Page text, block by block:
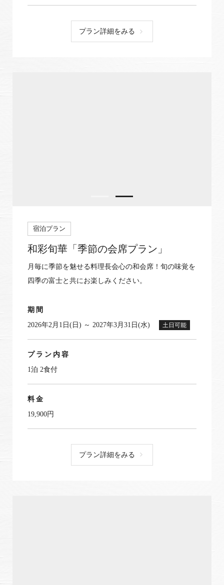
プラン詳細をみる
宿泊プラン
和彩旬華「季節の会席プラン」
月毎に季節を魅せる料理長会心の和会席！旬の味覚を
四季の富士と共にお楽しみください。
期間
2026年2月1日(日) ～ 2027年3月31日(水)
土日可能
プラン内容
1泊 2食付
料金
19,900円
プラン詳細をみる